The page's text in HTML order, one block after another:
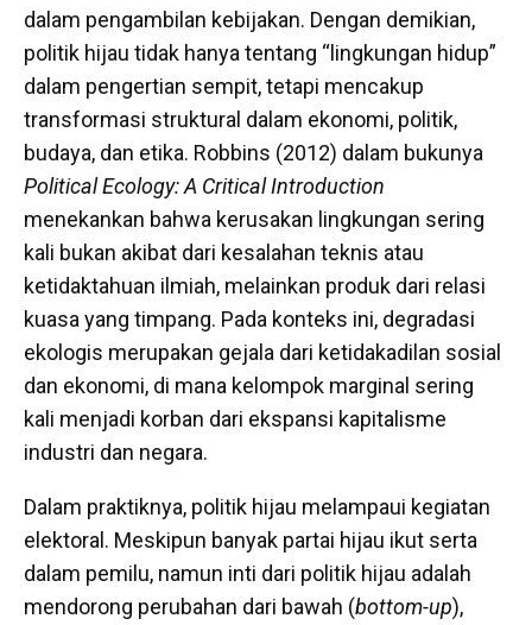
dalam pengambilan kebijakan. Dengan demikian,
politik hijau tidak hanya tentang “lingkungan hidup”
dalam pengertian sempit, tetapi mencakup
transformasi struktural dalam ekonomi, politik,
budaya, dan etika. Robbins (2012) dalam bukunya
Political Ecology: A Critical Introduction
menekankan bahwa kerusakan lingkungan sering
kali bukan akibat dari kesalahan teknis atau
ketidaktahuan ilmiah, melainkan produk dari relasi
kuasa yang timpang. Pada konteks ini, degradasi
ekologis merupakan gejala dari ketidakadilan sosial
dan ekonomi, di mana kelompok marginal sering
kali menjadi korban dari ekspansi kapitalisme
industri dan negara.
Dalam praktiknya, politik hijau melampaui kegiatan
elektoral. Meskipun banyak partai hijau ikut serta
dalam pemilu, namun inti dari politik hijau adalah
mendorong perubahan dari bawah (bottom-up),